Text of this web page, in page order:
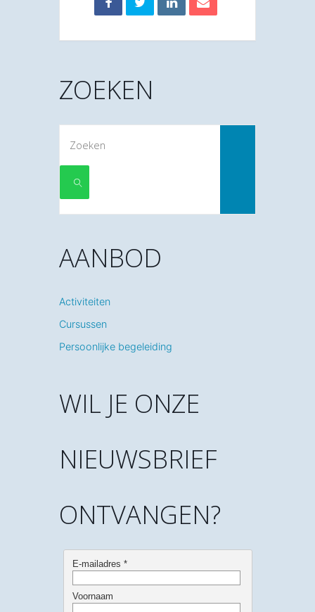
ZOEKEN
ZOEKEN
AANBOD
Activiteiten
Cursussen
Persoonlijke begeleiding
WIL JE ONZE
NIEUWSBRIEF
ONTVANGEN?